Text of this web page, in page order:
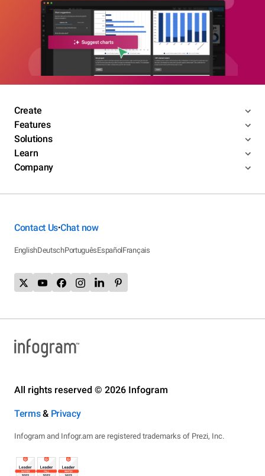
Create
Features
Solutions
Learn
Company
Contact Us•Chat now
EnglishDeutschPortuguêsEspañolFrançais
All rights reserved © 2026 Infogram
Terms& Privacy
Infogram and Infogr.am are registered trademarks of Prezi, Inc.